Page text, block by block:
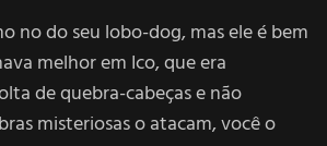
no do seu lobo-dog, mas ele é bem
melhor em Ico, que era
de quebra-cabeças e não
misteriosas o atacam, você o